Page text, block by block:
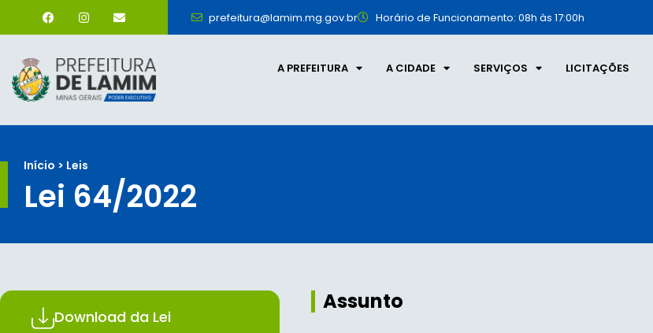
prefeitura@lamim.mg.gov.br Horário de Funcionamento: 08h às 17:00h
A PREFEITURA A CIDADE SERVIÇOS LICITAÇÕES
Início > Leis
Lei 64/2022
Download da Lei
Assunto